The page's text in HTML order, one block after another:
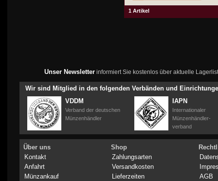
1 Artikel
Unser Newsletterinformiert Sie kostenlos über aktuelle
Wir sind Mitglied in den folgenden Verbänden und
VDDM
Verband der deutschen
Münzenhändler
IAPN
Internationaler
Münzenhändler-
verband
Über uns
Kontakt
Anfahrt
Münzankauf
Shop
Zahlungsarten
Versandkosten
Lieferzeiten
AGB